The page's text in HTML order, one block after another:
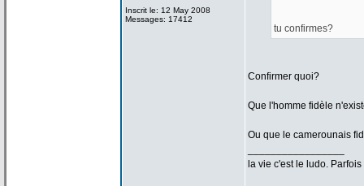
Inscrit le: 12 May 2008
Messages: 17412
tu confirmes?
Confirmer quoi?
Que l'homme fidèle
Ou que le camerounais
la vie c'est le ludo.